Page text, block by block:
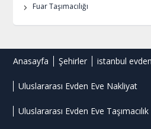
Fuar Taşımacılığı
Anasayfa Şehirler istanbul
Uluslararası Evden Eve Nakliyat
Uluslararası Evden Eve Taşımacılık